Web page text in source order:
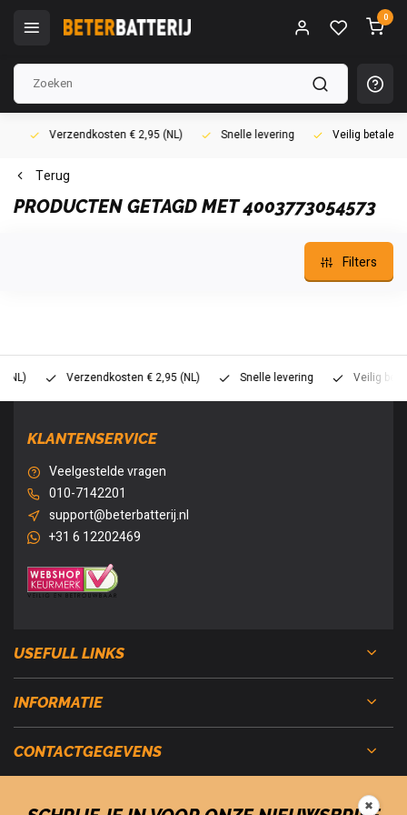
0
Verzendkosten € 2,95 (NL) Snelle levering Veilig betalen
Terug
PRODUCTEN GETAGD MET 4003773054573
Filters
Verzendkosten € 2,95 (NL) Snelle levering Veilig betalen
KLANTENSERVICE
Veelgestelde vragen
010-7142201
support@beterbatterij.nl
+31 6 12202469
USEFULL LINKS
INFORMATIE
CONTACTGEGEVENS
✖